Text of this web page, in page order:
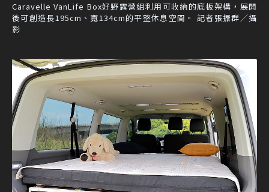
Caravelle VanLife Box好野露營組利用可收納的底板架構，展開
後可創造長195cm、寬134cm的平整休息空間。 記者張振群／攝
影